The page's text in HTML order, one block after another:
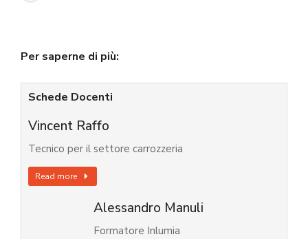
Per saperne di più:
Schede Docenti
Vincent Raffo
Tecnico per il settore carrozzeria
Read more
Alessandro Manuli
Formatore Inlumia